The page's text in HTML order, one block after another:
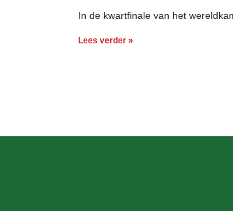
In de kwartfinale van het
Lees verder »